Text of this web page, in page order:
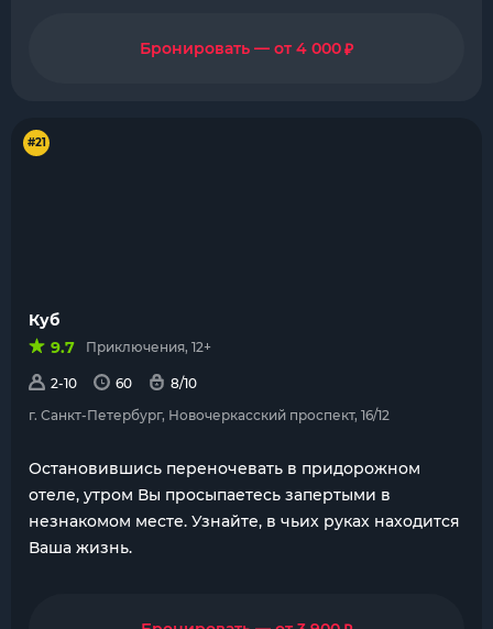
Бронировать — от 4 000₽
#21
Куб
9.7
Приключения, 12+
2-10 60
8/10
г. Санкт-Петербург, Новочеркасский проспект, 16/12
Остановившись переночевать в придорожном
отеле, утром Вы просыпаетесь запертыми в
незнакомом месте. Узнайте, в чьих руках находится
Ваша жизнь.